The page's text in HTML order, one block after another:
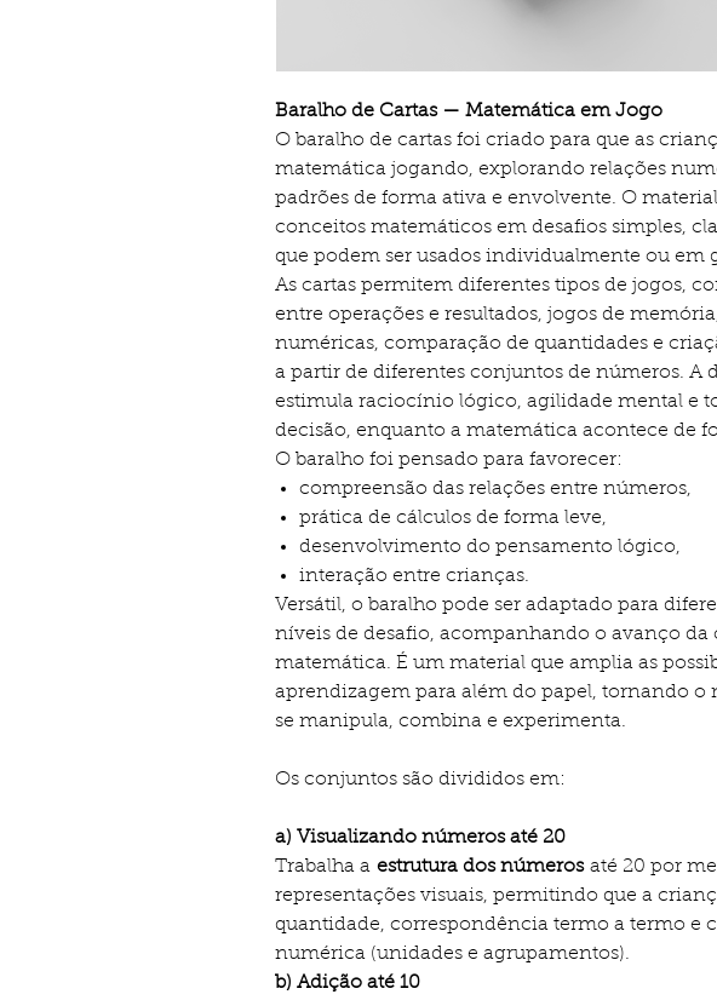
Baralho de Cartas — Matemática em Jogo
O baralho de cartas foi criado para que as
matemática jogando, explorando relações
padrões de forma ativa e envolvente. O
conceitos matemáticos em desafios simples,
que podem ser usados individualmente ou em
As cartas permitem diferentes tipos de jogos,
entre operações e resultados, jogos de
numéricas, comparação de quantidades e
a partir de diferentes conjuntos de números. A
estimula raciocínio lógico, agilidade mental e
decisão, enquanto a matemática acontece de
O baralho foi pensado para favorecer:
compreensão das relações entre números,
prática de cálculos de forma leve,
desenvolvimento do pensamento lógico,
interação entre crianças.
Versátil, o baralho pode ser adaptado para
níveis de desafio, acompanhando o avanço da
matemática. É um material que amplia as
aprendizagem para além do papel, tornando o
se manipula, combina e experimenta.
Os conjuntos são divididos em:
a) Visualizando números até 20
Trabalha a estrutura dos númerosaté 20 por
representações visuais, permitindo que a
quantidade, correspondência termo a termo e
numérica (unidades e agrupamentos).
b) Adição até 10